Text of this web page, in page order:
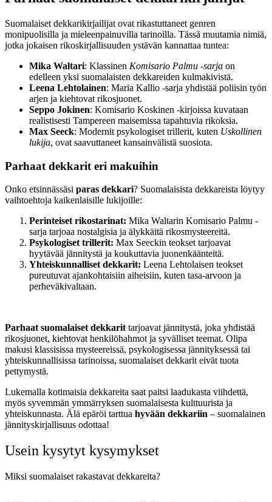
Suomalaiset dekkarikirjailijat ovat rikastuttaneet genren
monipuolisilla ja mieleenpainuvilla tarinoilla. Tässä muutamia nimiä,
jotka jokaisen rikoskirjallisuuden ystävän kannattaa tuntea:
Mika Waltari: Klassinen Komisario Palmu -sarja on
edelleen yksi suomalaisten dekkareiden kulmakivistä.
Leena Lehtolainen: Maria Kallio -sarja yhdistää poliisin työn
arjen ja kiehtovat rikosjuonet.
Seppo Jokinen: Komisario Koskinen -kirjoissa kuvataan
realistisesti Tampereen maisemissa tapahtuvia rikoksia.
Max Seeck: Modernit psykologiset trillerit, kuten Uskollinen
lukija, ovat saavuttaneet kansainvälistä suosiota.
Parhaat dekkarit eri makuihin
Onko etsinnässäsi paras dekkari? Suomalaisista dekkareista löytyy
vaihtoehtoja kaikenlaisille lukijoille:
Perinteiset rikostarinat: Mika Waltarin Komisario Palmu -
sarja tarjoaa nostalgisia ja älykkäitä rikosmysteereitä.
Psykologiset trillerit: Max Seeckin teokset tarjoavat
hyytävää jännitystä ja koukuttavia juonenkäänteitä.
Yhteiskunnalliset dekkarit: Leena Lehtolaisen teokset
pureutuvat ajankohtaisiin aiheisiin, kuten tasa-arvoon ja
perheväkivaltaan.
Parhaat suomalaiset dekkarittarjoavat jännitystä, joka yhdistää
rikosjuonet, kiehtovat henkilöhahmot ja syvälliset teemat. Olipa
makusi klassisissa mysteereissä, psykologisessa jännityksessä tai
yhteiskunnallisissa tarinoissa, suomalaiset dekkarit eivät tuota
pettymystä.
Lukemalla kotimaisia dekkareita saat paitsi laadukasta viihdettä,
myös syvemmän ymmärryksen suomalaisesta kulttuurista ja
yhteiskunnasta. Älä epäröi tarttua hyvään dekkariin – suomalainen
jännityskirjallisuus odottaa!
Usein kysytyt kysymykset
Miksi suomalaiset rakastavat dekkareita?